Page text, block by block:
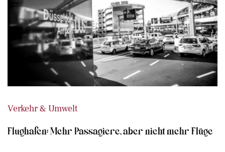
Verkehr & Umwelt
Flughafen: Mehr Passagiere, aber nicht mehr Flüge